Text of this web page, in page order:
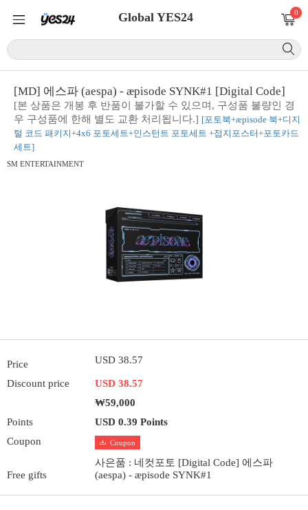
Global YES24 0
[MD] 에스파 (aespa) - æpisode SYNK#1 [Digital Code]
[본 상품은 개봉 후 반품이 불가할 수 있으며, 구성품 불량인 경
우 구성품에 한해 별도 교환 처리됩니다.] [포토북+æpisode 북+디지
털 코드 패키지+4x6 포토세트+인스턴트 포토세트 +접지포스터+포토카드
세트]
SM ENTERTAINMENT
Price USD 38.57
Discount price
USD 38.57
₩59,000
Points
USD 0.39 Points
Coupon
Coupon
Free gifts
사은품 : 네컷포토 [Digital Code] 에스파
(aespa) - æpisode SYNK#1